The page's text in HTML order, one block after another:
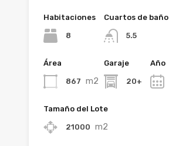
Habitaciones
8
Cuartos de baño
5.5
Área
867 m2
Garaje
20+
Año
Tamaño del Lote
21000 m2